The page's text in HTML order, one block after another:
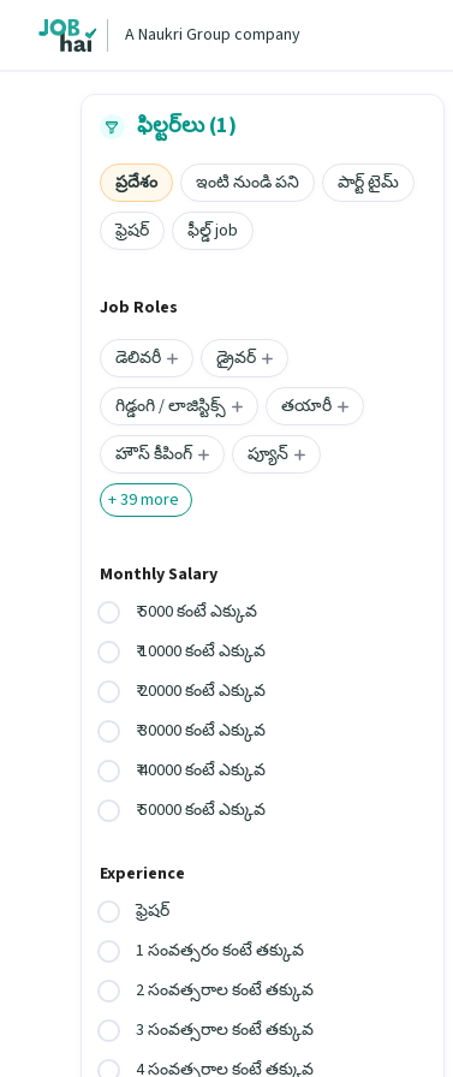
A Naukri Group company
ఫిల్టర్‌లు (1)
ప్రదేశం ఇంటి నుండి పని
పార్ట్ టైమ్
ఫ్రెషర్
ఫీల్డ్ job
Job Roles
డెలివరీ
డ్రైవర్
గిడ్డంగి / లాజిస్టిక్స్
తయారీ
హౌస్ కీపింగ్
ప్యూన్
+39more
Monthly Salary
₹ 5000 కంటే ఎక్కువ
₹ 10000 కంటే ఎక్కువ
₹ 20000 కంటే ఎక్కువ
₹ 30000 కంటే ఎక్కువ
₹ 40000 కంటే ఎక్కువ
₹ 50000 కంటే ఎక్కువ
Experience
ఫ్రెషర్
1 సంవత్సరం కంటే తక్కువ
2 సంవత్సరాల కంటే తక్కువ
3 సంవత్సరాల కంటే తక్కువ
4 సంవత్సరాల కంటే తక్కువ